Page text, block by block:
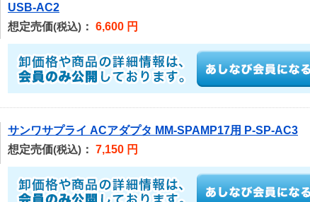
USB-AC2
想定売価(税込) ： 6,600 円
サンワサプライ ACアダプタ MM-SPAMP17用 P-SP-AC3
想定売価(税込) ： 7,150 円